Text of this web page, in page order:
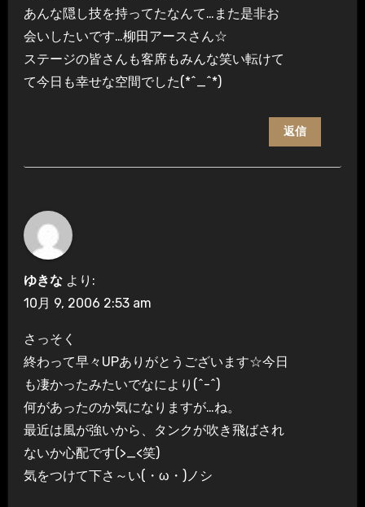
あんな隠し技を持ってたなんて…また是非お
会いしたいです…柳田アースさん☆
ステージの皆さんも客席もみんな笑い転けて
て今日も幸せな空間でした(*^_^*)
返信
ゆきな より:
10月 9, 2006 2:53 am
さっそく
終わって早々UPありがとうございます☆今日
も凄かったみたいでなにより(^-^)
何があったのか気になりますが…ね。
最近は風が強いから、タンクが吹き飛ばされ
ないか心配です(>_<笑)
気をつけて下さ～い(・ω・)ノシ